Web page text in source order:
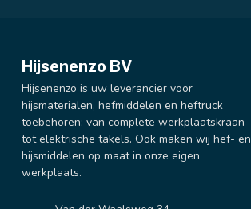
Hijsenenzo BV
Hijsenenzo is uw leverancier voor
hijsmaterialen, hefmiddelen en heftruck
toebehoren: van complete werkplaatskraan
tot elektrische takels. Ook maken wij hef- en
hijsmiddelen op maat in onze eigen
werkplaats.